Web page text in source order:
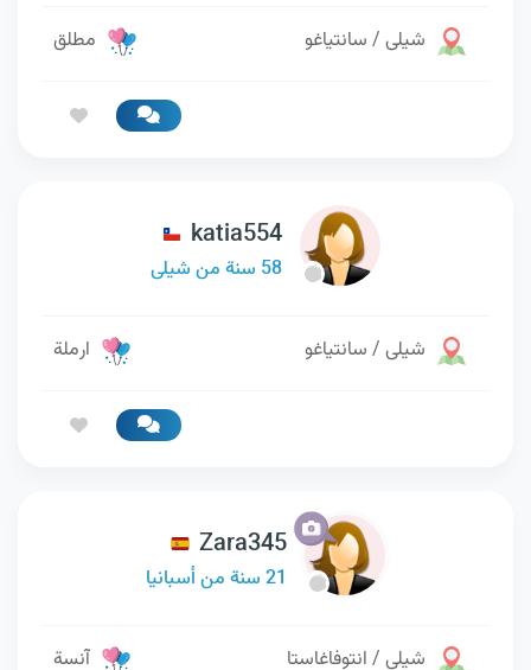
شيلى / سانتياغو مطلق
katia554
58 سنة من شيلى
شيلى / سانتياغو ارملة
Zara345
21 سنة من أسبانيا
شيلى / انتوفاغاستا آنسة